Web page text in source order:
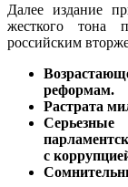
Далее издание
жесткого тона
российским
реформам.
Растрата
с